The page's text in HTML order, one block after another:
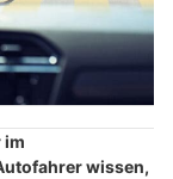
im
wissen,